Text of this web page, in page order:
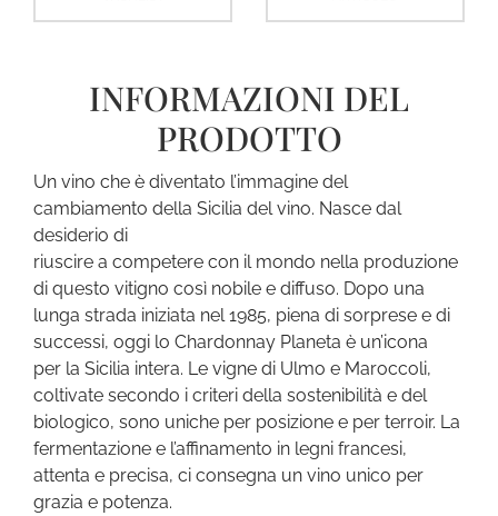
INFORMAZIONI DEL
PRODOTTO
Un vino che è diventato l’immagine del
cambiamento della Sicilia del vino. Nasce dal
desiderio di
riuscire a competere con il mondo nella produzione
di questo vitigno così nobile e diffuso. Dopo una
lunga strada iniziata nel 1985, piena di sorprese e di
successi, oggi lo Chardonnay Planeta è un’icona
per la Sicilia intera. Le vigne di Ulmo e Maroccoli,
coltivate secondo i criteri della sostenibilità e del
biologico, sono uniche per posizione e per terroir. La
fermentazione e l’affinamento in legni francesi,
attenta e precisa, ci consegna un vino unico per
grazia e potenza.